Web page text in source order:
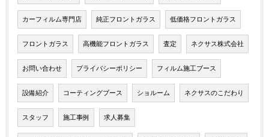
カーフィルム専門店 純正フロントガラス 低価格フロントガラス
フロントガラス 高機能フロントガラス 査定 ネクサス株式会社
お問い合わせ プライバシーポリシー フィルム施工ブース
設備紹介 コーティングブース ショルーム ネクサスのこだわり
スタッフ 施工事例 求人募集